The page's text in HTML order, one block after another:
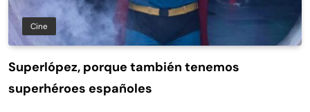
Cine
Superlópez, porque también tenemos
superhéroes españoles